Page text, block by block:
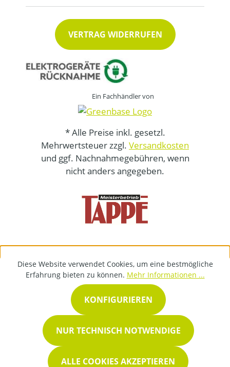
VERTRAG WIDERRUFEN
Ein Fachhändler von
* Alle Preise inkl. gesetzl.
Mehrwertsteuer zzgl. Versandkosten
und ggf. Nachnahmegebühren, wenn
nicht anders angegeben.
Diese Website verwendet Cookies, um eine bestmögliche
Erfahrung bieten zu können. Mehr Informationen ...
NUR TECHNISCH NOTWENDIGE
KONFIGURIEREN
ALLE COOKIES AKZEPTIEREN